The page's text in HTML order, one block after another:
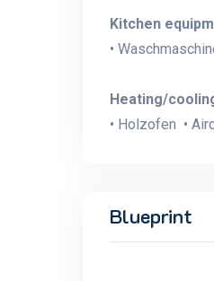
Kitchen
•
Heating/
• Holzofen •
Blueprint